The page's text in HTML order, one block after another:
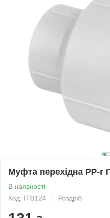
Муфта перехідна PP-r
В наявності
Код: ITB124
Роздріб